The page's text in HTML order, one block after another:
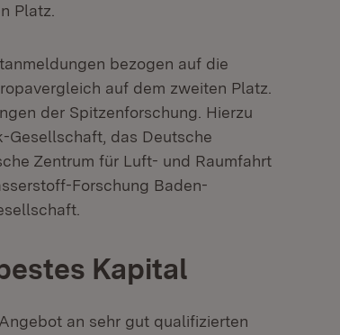
Platz.
bezogen auf die
auf dem zweiten Platz.
der Spitzenforschung. Hierzu
Gesellschaft, das Deutsche
Zentrum für Luft- und Raumfahrt
Forschung Baden-
Kapital
an sehr gut qualifizierten